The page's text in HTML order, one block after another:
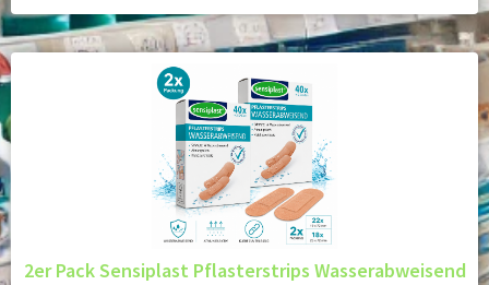
2er Pack Sensiplast Pflasterstrips Wasserabweisend